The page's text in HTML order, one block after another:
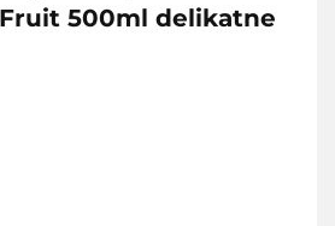
500ml delikatne